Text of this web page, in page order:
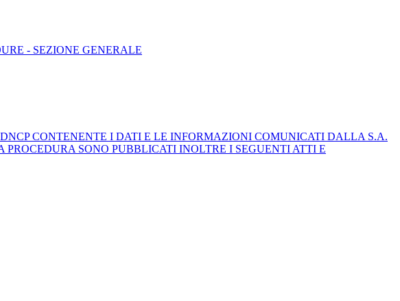
- SEZIONE GENERALE
CONTENENTE I DATI E LE INFORMAZIONI COMUNICATI DALLA S.A.
SONO PUBBLICATI INOLTRE I SEGUENTI ATTI E